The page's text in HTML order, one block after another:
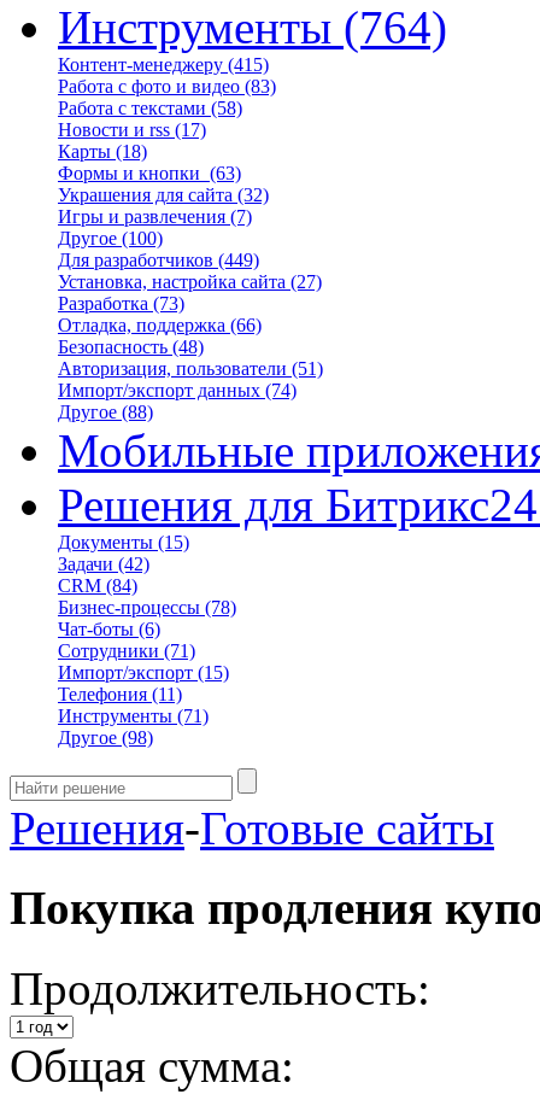
Инструменты (764)
Контент-менеджеру (415)
Работа с фото и видео (83)
Работа с текстами (58)
Новости и rss (17)
Карты (18)
Формы и кнопки (63)
Украшения для сайта (32)
Игры и развлечения (7)
Другое (100)
Для разработчиков (449)
Установка, настройка сайта (27)
Разработка (73)
Отладка, поддержка (66)
Безопасность (48)
Авторизация, пользователи (51)
Импорт/экспорт данных (74)
Другое (88)
Мобильные
Решения для Битрикс24
Документы (15)
Задачи (42)
CRM (84)
Бизнес-процессы (78)
Чат-боты (6)
Сотрудники (71)
Импорт/экспорт (15)
Телефония (11)
Инструменты (71)
Другое (98)
Решения-Готовые сайты
Покупка продления
Продолжительность:
Общая сумма: